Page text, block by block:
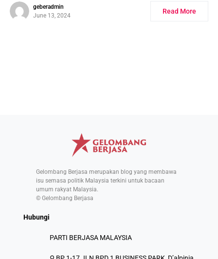
geberadmin
June 13, 2024
Read More
Gelombang Berjasa merupakan blog yang membawa
isu semasa politik Malaysia terkini untuk bacaan
umum rakyat Malaysia.
© Gelombang Berjasa
Hubungi
PARTI BERJASA MALAYSIA